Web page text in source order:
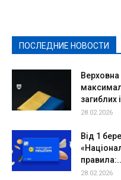
ПОСЛЕДНИЕ НОВОСТИ
загиблих
28.02.2026
Від 1
28.02.2026